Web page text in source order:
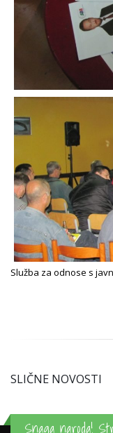
Služba za odnose s
SLIČNE NOVOSTI
Snaga naroda!